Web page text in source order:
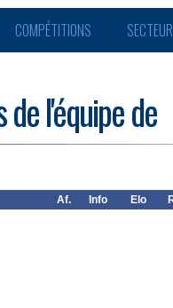
COMPÉTITIONS
l'équipe de
Af. Info Elo